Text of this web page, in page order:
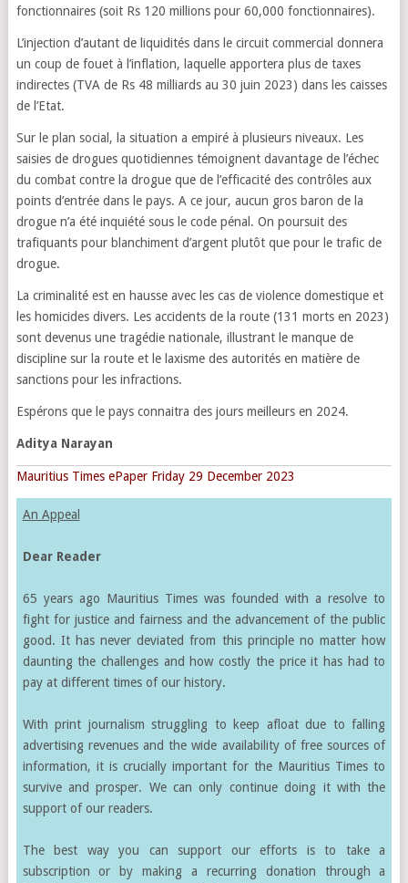
fonctionnaires (soit Rs 120 millions pour 60,000 fonctionnaires).
L’injection d’autant de liquidités dans le circuit commercial donnera
un coup de fouet à l’inflation, laquelle apportera plus de taxes
indirectes (TVA de Rs 48 milliards au 30 juin 2023) dans les caisses
de l’Etat.
Sur le plan social, la situation a empiré à plusieurs niveaux. Les
saisies de drogues quotidiennes témoignent davantage de l’échec
du combat contre la drogue que de l’efficacité des contrôles aux
points d’entrée dans le pays. A ce jour, aucun gros baron de la
drogue n’a été inquiété sous le code pénal. On poursuit des
trafiquants pour blanchiment d’argent plutôt que pour le trafic de
drogue.
La criminalité est en hausse avec les cas de violence domestique et
les homicides divers. Les accidents de la route (131 morts en 2023)
sont devenus une tragédie nationale, illustrant le manque de
discipline sur la route et le laxisme des autorités en matière de
sanctions pour les infractions.
Espérons que le pays connaitra des jours meilleurs en 2024.
Aditya Narayan
Mauritius Times ePaper Friday 29 December 2023
An Appeal
Dear Reader
65 years ago Mauritius Times was founded with a resolve to
fight for justice and fairness and the advancement of the public
good. It has never deviated from this principle no matter how
daunting the challenges and how costly the price it has had to
pay at different times of our history.
With print journalism struggling to keep afloat due to falling
advertising revenues and the wide availability of free sources of
information, it is crucially important for the Mauritius Times to
survive and prosper. We can only continue doing it with the
support of our readers.
The best way you can support our efforts is to take a
subscription or by making a recurring donation through a